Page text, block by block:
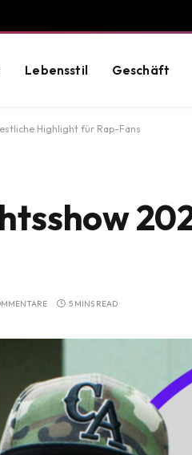
Lebensstil Geschäft
Highlight für Rap-Fans
5 MINS READ